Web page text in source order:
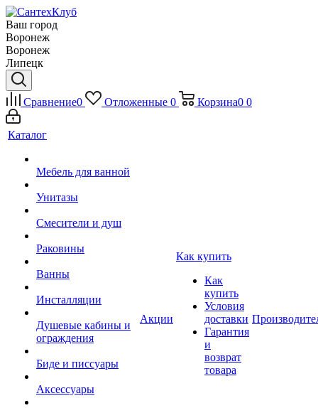
Ваш город
Воронеж
Воронеж
Липецк
Сравнение0 Отложенные 0 Корзина0 0
Каталог
Мебель для ванной
Унитазы
Смесители и душ
Раковины
Ванны
Инсталляции
Душевые кабины и
ограждения
Биде и писсуары
Аксессуары
Акции
Как купить
Как
купить
Условия
доставки
Гарантия
и
возврат
товара